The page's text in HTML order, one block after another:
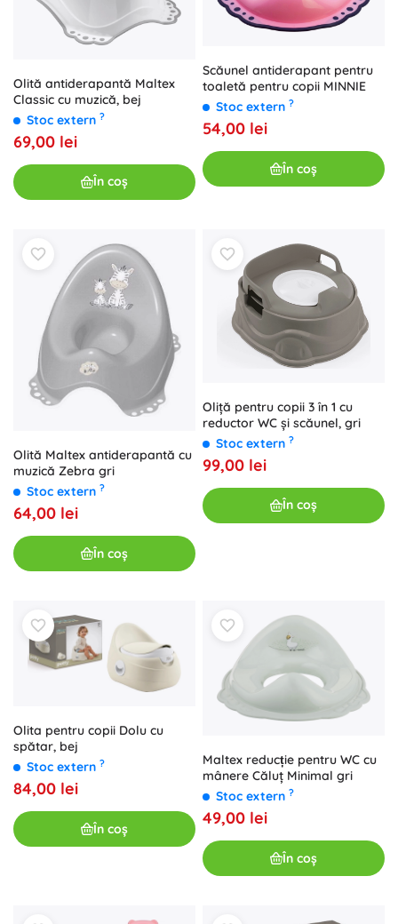
Olită antiderapantă Maltex
Classic cu muzică, bej
Stoc extern ?
69,00 lei
În coș
Scăunel antiderapant pentru
toaletă pentru copii MINNIE
Stoc extern ?
54,00 lei
În coș
Olită Maltex antiderapantă cu
muzică Zebra gri
Stoc extern ?
64,00 lei
În coș
Oliță pentru copii 3 în 1 cu
reductor WC și scăunel, gri
Stoc extern ?
99,00 lei
În coș
Olita pentru copii Dolu cu
spătar, bej
Stoc extern ?
84,00 lei
În coș
Maltex reducție pentru WC cu
mânere Căluț Minimal gri
Stoc extern ?
49,00 lei
În coș